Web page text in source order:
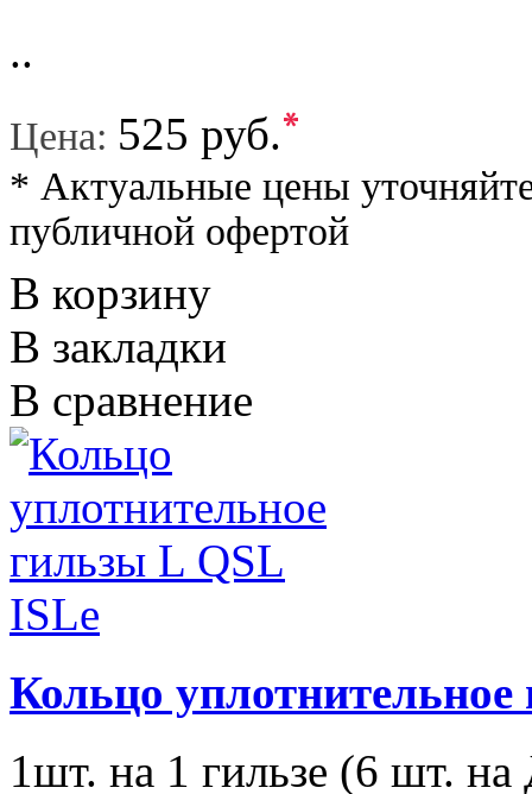
..
Цена: 525 руб.*
* Актуальные цены
публичной офертой
В корзину
В закладки
В сравнение
Кольцо
1шт. на 1 гильзе (6 шт.